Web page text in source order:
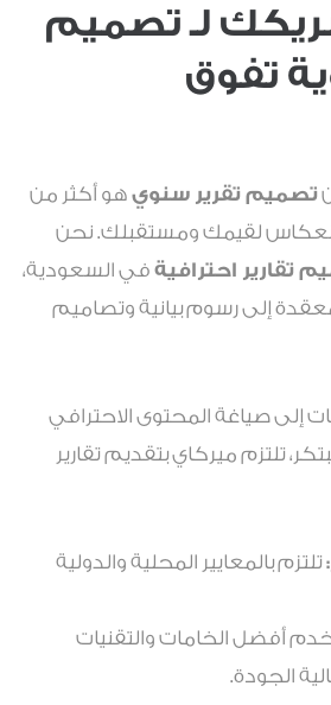
لـ تصميم
تفوق
تصميم تقرير سنوي هو أكثر من
انعكاس لقيمك ومستقبلك. نحن
تقارير احترافية في السعودية،
إلى رسوم بيانية وتصاميم
إلى صياغة المحتوى الاحترافي
تلتزم ميركاي بتقديم تقارير
تلتزم بالمعايير المحلية والدولية
أفضل الخامات والتقنيات
الجودة.